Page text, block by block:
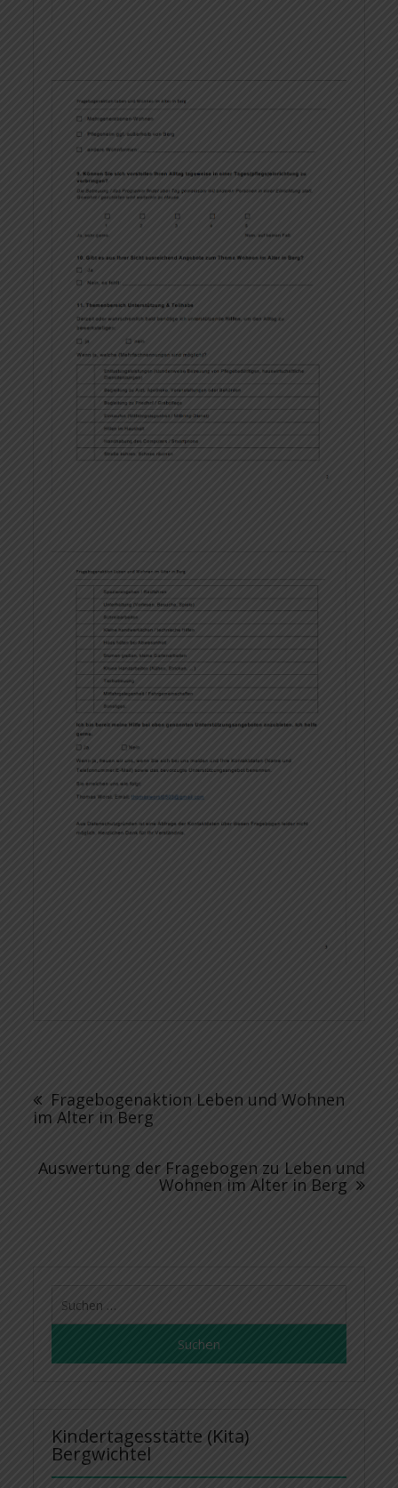
Fragebogenaktion Leben und Wohnen
im Alter in Berg
Auswertung der Fragebogen zu Leben und
Wohnen im Alter in Berg
Kindertagesstätte (Kita)
Bergwichtel